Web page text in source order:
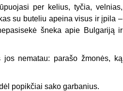
per kelius, tyčia, velnias,
su buteliu apeina visus ir įpila –
šneka apie Bulgariją ir
nematau: parašo žmonės, ką
popikčiai sako garbanius.